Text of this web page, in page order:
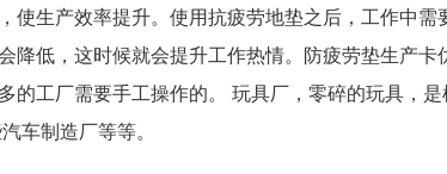
使生产效率提升。使用抗疲劳地垫之后，工作中需
降低，这时候就会提升工作热情。防疲劳垫生产卡
的工厂需要手工操作的。 玩具厂，零碎的玩具，是
车制造厂等等。